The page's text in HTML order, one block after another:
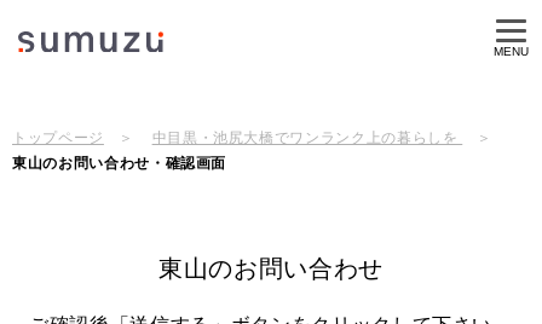
MENU
トップページ
中目黒・池尻大橋でワンランク上の暮らしを
東山のお問い合わせ・確認画面
東山のお問い合わせ